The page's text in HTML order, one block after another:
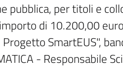
per titoli e
di 10.200,00
SmartEUS",
- Responsabile